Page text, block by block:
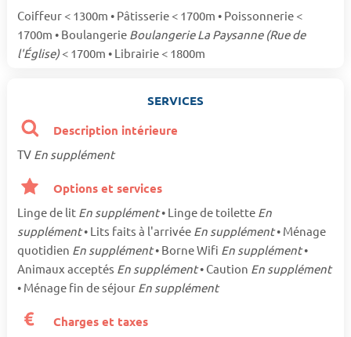
Coiffeur < 1300m • Pâtisserie < 1700m • Poissonnerie <
1700m • Boulangerie Boulangerie La Paysanne (Rue de
l'Église) < 1700m • Librairie < 1800m
SERVICES
Description intérieure
TV En supplément
Options et services
Linge de lit En supplément• Linge de toilette En
supplément• Lits faits à l'arrivée En supplément• Ménage
quotidien En supplément• Borne Wifi En supplément•
Animaux acceptés En supplément• Caution En supplément
• Ménage fin de séjour En supplément
Charges et taxes